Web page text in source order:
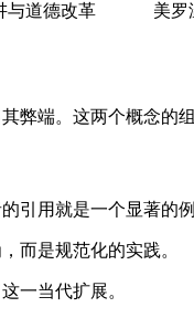
与道德改革 美罗
弊端。这两个概念的
引用就是一个显著的例
而是规范化的实践。
一当代扩展。